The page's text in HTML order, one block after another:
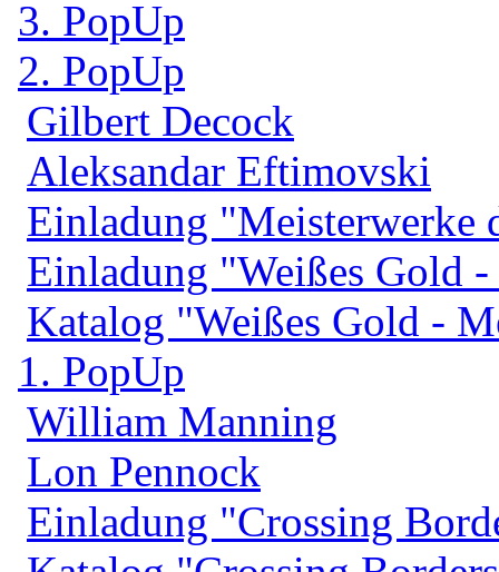
3. PopUp
2. PopUp
Gilbert Decock
Aleksandar Eftimovski
Einladung "Meisterwerke
Einladung "Weißes Gold
Katalog "Weißes Gold -
1. PopUp
William Manning
Lon Pennock
Einladung "Crossing